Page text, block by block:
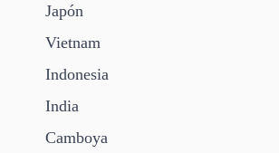
Japón
Vietnam
Indonesia
India
Camboya